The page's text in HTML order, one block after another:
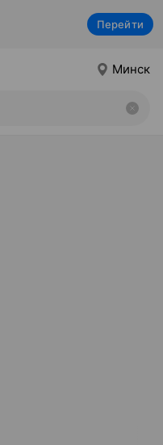
Перейти
Минск